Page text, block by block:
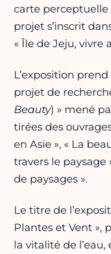
carte
projet s’inscrit
« Île de Jeju, vivre
L’exposition
projet de
Beauty) » mené
tirées des
en Asie », « La
travers le paysage
de paysages ».
Le titre de
Plantes et Vent »,
la vitalité de